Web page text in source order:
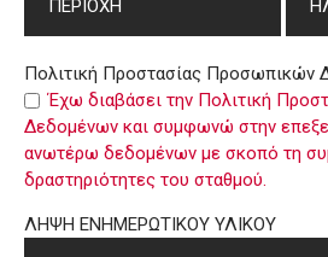
Πολιτική Προστασίας Προσωπικών
Έχω διαβάσει την Πολιτική
Δεδομένων και συμφωνώ στην
ανωτέρω δεδομένων με σκοπό τη
δραστηριότητες του σταθμού.
ΛΗΨΗ ΕΝΗΜΕΡΩΤΙΚΟΥ ΥΛΙΚΟΥ